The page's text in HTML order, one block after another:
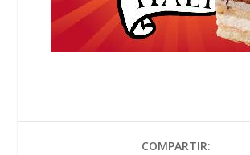
COMPARTIR: